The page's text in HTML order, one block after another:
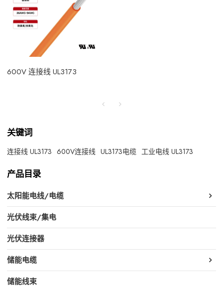
600V 连接线 UL3173
关键词
连接线 UL3173 600V连接线 UL3173电缆 工业电线 UL3173
产品目录
太阳能电线/电缆
光伏线束/集电
光伏连接器
储能电缆
储能线束